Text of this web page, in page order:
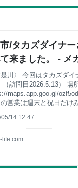
/タカズダイナ
来ました。 - メ
life.com
是川〉 今回はタカズダ
訪問日2026.5.13） 場
maps.app.goo.gl/
営業は週末と祝日だけ
ます。 店内はテーブル
キ、パスタ、唐揚げが
石焼つけ麺唐揚げセッ
。 石焼の器でグツグツ
激アツです。一口目で
14 12:47